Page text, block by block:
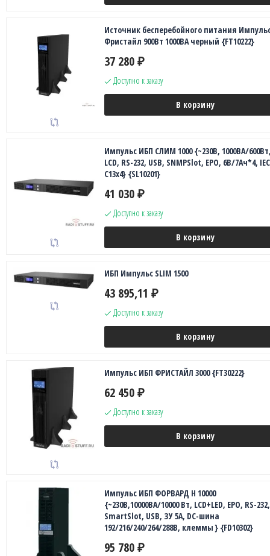
Источник бесперебойного питания
Фристайл 900Вт 1000ВА черный {FT10222}
37 280 ₽
Доступно к заказу
В корзину
Импульс ИБП СЛИМ 1000 {~230В, 1000ВА/
LCD, RS-232, USB, SNMPSlot, EPO, 6В/7Ач*4,
C13x4} {SL10201}
41 030 ₽
Доступно к заказу
В корзину
ИБП Импульс SLIM 1500
43 895,11 ₽
Доступно к заказу
В корзину
Импульс ИБП ФРИСТАЙЛ 3000 {FT30222}
62 450 ₽
Доступно к заказу
В корзину
Импульс ИБП ФОРВАРД Н 10000
{~230В,10000ВА/10000 Вт, LCD+LED, EPO, RS-232,
SmartSlot, USB, ЗУ 5А, DC-шина
192/216/240/264/288В, клеммы } {FD10302}
95 780 ₽